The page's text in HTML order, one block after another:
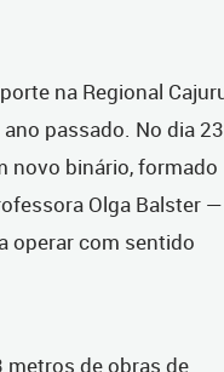
na Regional
passado. No dia
novo binário, formado
Olga Balster —
operar com sentido
de obras de